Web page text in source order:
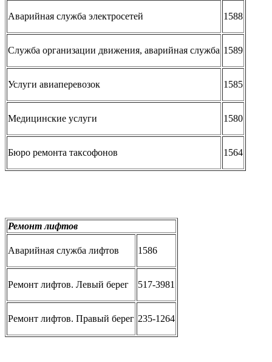
Аварийная служба электросетей 1588
Служба организации движения, аварийная служба 1589
Услуги авиаперевозок 1585
Медицинские услуги 1580
Бюро ремонта таксофонов 1564
Ремонт лифтов
Аварийная служба лифтов 1586
Ремонт лифтов. Левый берег 517-3981
Ремонт лифтов. Правый берег 235-1264